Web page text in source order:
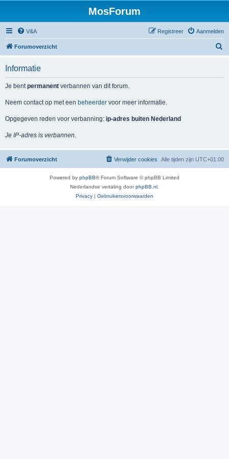
MosForum
V&A Aanmelden
Registreer
Forumoverzicht
Informatie
Je bentpermanent verbannen van dit forum.
Neem contact op met een beheerder voor meer informatie.
Opgegeven reden voor verbanning: ip-adres buiten Nederland
Je IP-adres is verbannen.
Forumoverzicht Alle tijden zijn UTC+01:00
Verwijder cookies
Powered by phpBB® Forum Software © phpBB Limited
Nederlandse vertaling doorphpBB.nl
Privacy | Gebruikersvoorwaarden